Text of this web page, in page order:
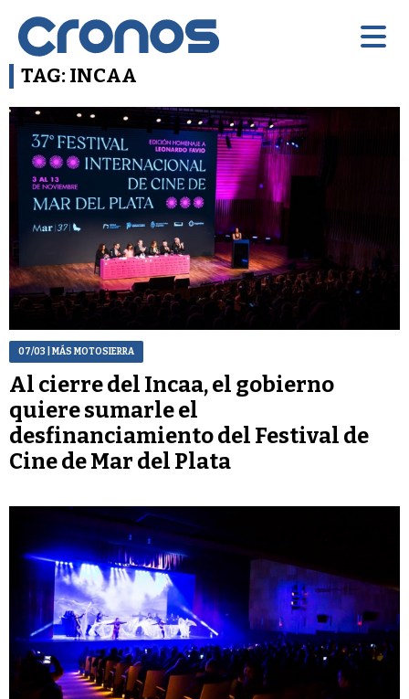
TAG: INCAA
07/03 | MÁS MOTOSIERRA
Al cierre del Incaa, el gobierno
quiere sumarle el
desfinanciamiento del Festival de
Cine de Mar del Plata